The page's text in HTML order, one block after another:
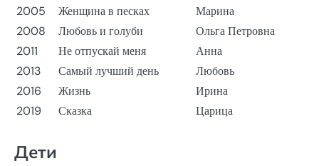
2005
Женщина в песках
Марина
2008
Любовь и голуби
Ольга Петровна
2011
Не отпускай меня
Анна
2013
Самый лучший день
Любовь
2016
Жизнь
Ирина
2019
Сказка Царица
Дети